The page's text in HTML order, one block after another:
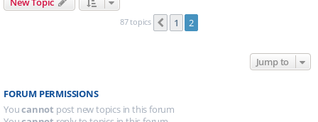
87 topics Previous
1 2
Jump to
FORUM PERMISSIONS
Youcannot post new topics in this forum